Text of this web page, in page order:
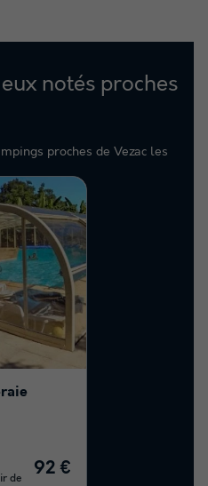
notés proches
proches de Vezac les
de
92 €